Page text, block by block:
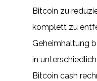
Bitcoin zu
komplett zu
Geheimhaltung
in
Bitcoin cash